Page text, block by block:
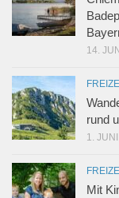
14.
rund
1.
Mit